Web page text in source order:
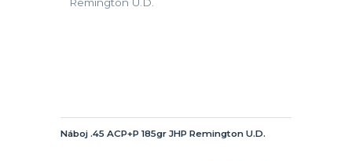
Náboj .45 ACP+P 185gr JHP Remington U.D.